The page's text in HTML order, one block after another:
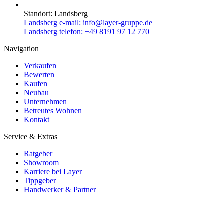
Standort: Landsberg
Landsberg e-mail: info@layer-gruppe.de
Landsberg telefon: +49 8191 97 12 770
Navigation
Verkaufen
Bewerten
Kaufen
Neubau
Unternehmen
Betreutes Wohnen
Kontakt
Service & Extras
Ratgeber
Showroom
Karriere bei Layer
Tippgeber
Handwerker & Partner